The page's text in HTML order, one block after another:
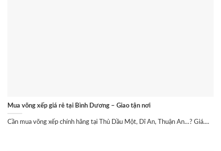
Mua võng xếp giá rẻ tại Bình Dương – Giao tận nơi
Cần mua võng xếp chính hãng tại Thủ Dầu Một, Dĩ An, Thuận An…? Giá....